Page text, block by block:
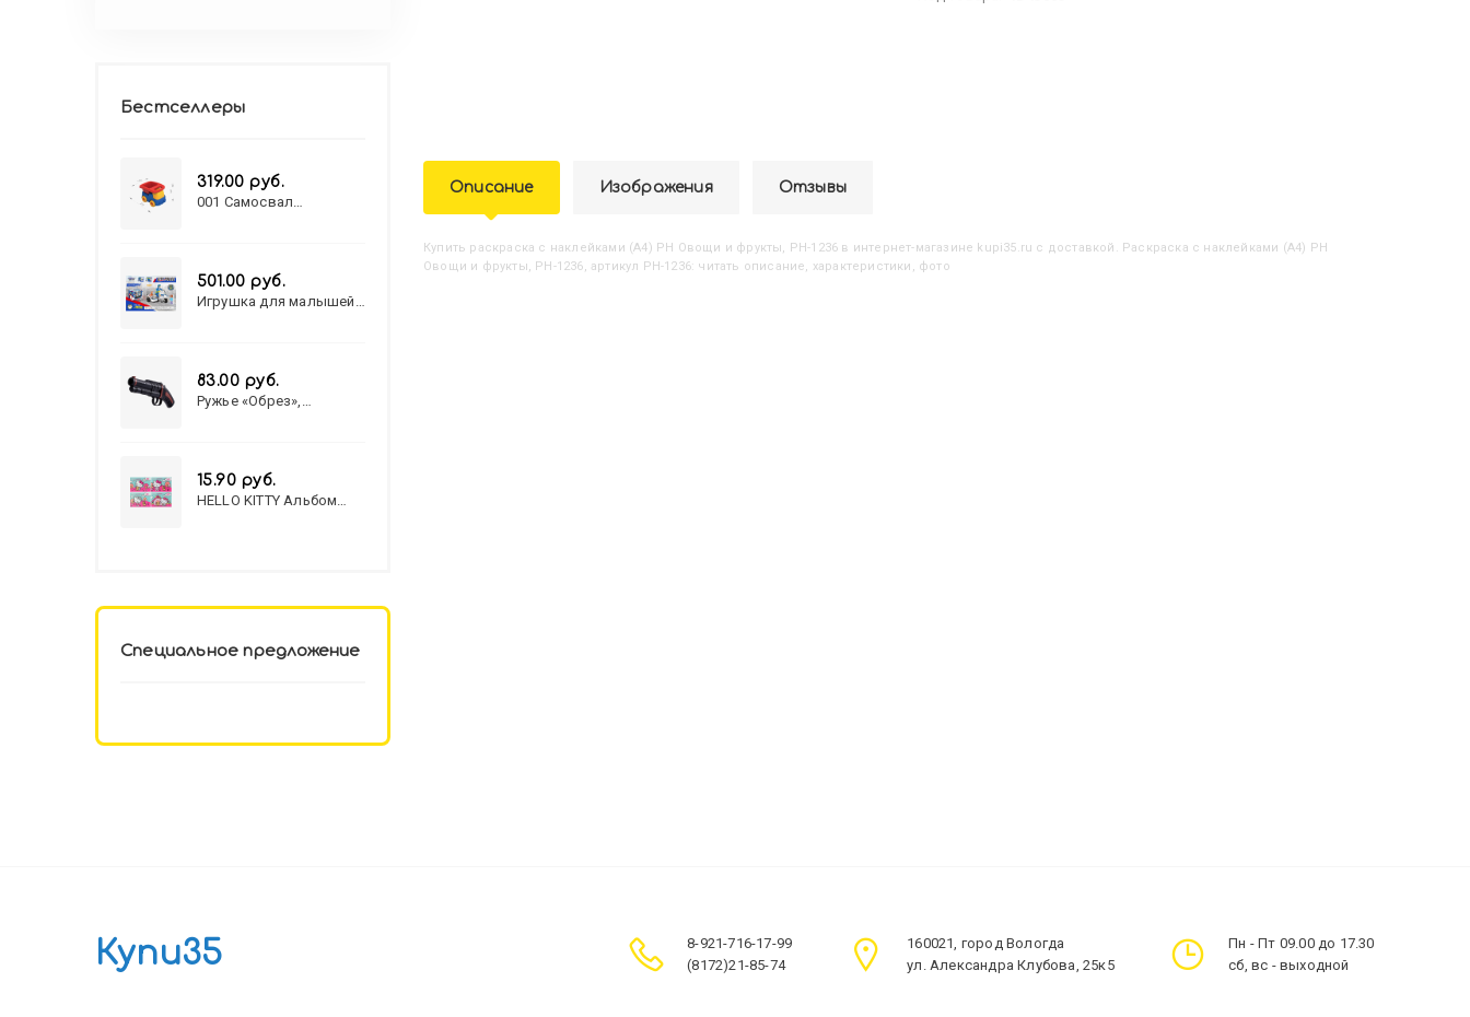
Описание Изображения Отзывы
Купить Раскраска с наклейками (А4) РН Овощи и фрукты, РН-1236 в интернет-магазине kupi35.ru с доставкой. Раскраска с наклейками (А4) РН
Овощи и фрукты, РН-1236, артикул РН-1236: читать описание, характеристики, фото
Бестселлеры
319.00 руб.
001 Самосвал
501.00 руб.
Игрушка для малышей
83.00 руб.
Ружье «Обрез»,
15.90 руб.
HELLO KITTY Альбом
Специальное предложение
Купи35
8-921-716-17-99
(8172)21-85-74
160021, город Вологда
ул. Александра Клубова, 25к5
Пн - Пт 09.00 до 17.30
сб, вс - выходной